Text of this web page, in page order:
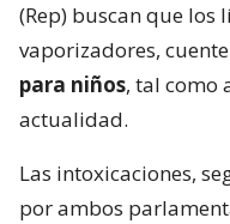
(Rep) buscan que
vaporizadores,
para niños, tal como
actualidad.
Las intoxicaciones,
por ambos